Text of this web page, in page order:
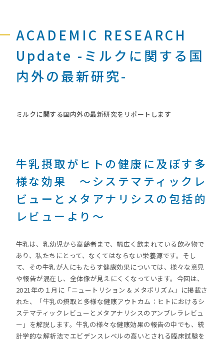
ACADEMIC RESEARCH
Update -ミルクに関する国
内外の最新研究-
ミルクに関する国内外の最新研究をリポートします
牛乳摂取がヒトの健康に及ぼす多
様な効果 ～システマティックレ
ビューとメタアナリシスの包括的
レビューより～
牛乳は、乳幼児から高齢者まで、幅広く飲まれている飲み物で
あり、私たちにとって、なくてはならない栄養源です。そし
て、その牛乳が人にもたらす健康効果については、様々な意見
や報告が混在し、全体像が見えにくくなっています。今回は、
2021年の１月に「ニュートリション & メタボリズム」に掲載さ
れた、「牛乳の摂取と多様な健康アウトカム：ヒトにおけるシ
ステマティックレビューとメタアナリシスのアンブレラレビュ
ー」を解説します。牛乳の様々な健康効果の報告の中でも、統
計学的な解析法でエビデンスレベルの高いとされる臨床試験を